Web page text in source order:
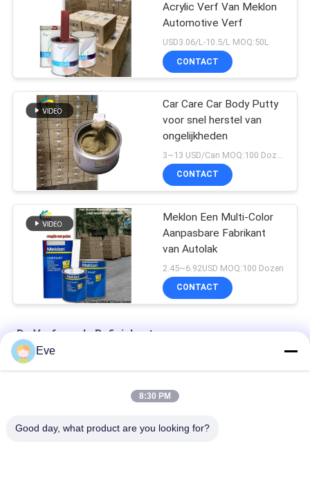
Acrylic Verf Van Meklon
Automotive Verf
USD3.06/L-10.5/L MOQ:50L
CONTACT
Car Care Car Body Putty
voor snel herstel van
ongelijkheden
CONTACT
Meklon Een Multi-Color
Aanpasbare Fabrikant
van Autolak
2.45~6.92USD MOQ:100 Dozen
CONTACT
De Verf van de Refinishauto
Hoge dekking van fabrieksleveringen van automobielverf
Voorgemengde autoverf Acrylverf voor autosproeiing
Multifunktioneel autoverf Havana Grijze kleur Onskadelijk
Eve
8:30 PM
Good day, what product are you looking for?